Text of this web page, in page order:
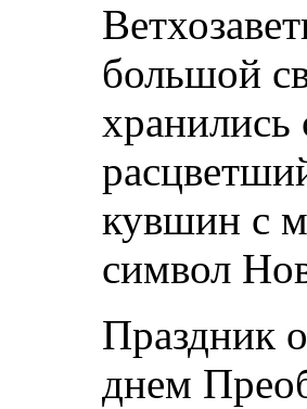
большой
хранились
кувшин с
символ
Праздник
днем